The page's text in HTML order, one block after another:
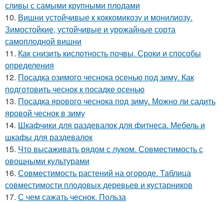
сливы с самыми крупными плодами
10. Вишни устойчивые к коккомикозу и монилиозу.
Зимостойкие, устойчивые и урожайные сорта
самоплодной вишни
11. Как снизить кислотность почвы. Сроки и способы
определения
12. Посадка озимого чеснока осенью под зиму. Как
подготовить чеснок к посадке осенью
13. Посадка ярового чеснока под зиму. Можно ли садить
яровой чеснок в зиму
14. Шкафчики для раздевалок для фитнеса. Мебель и
шкафы для раздевалок
15. Что высаживать рядом с луком. Совместимость с
овощными культурами
16. Совместимость растений на огороде. Таблица
совместимости плодовых деревьев и кустарников
17. С чем сажать чеснок. Польза